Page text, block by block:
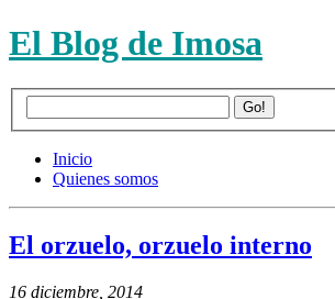
El Blog de Imosa
Inicio
Quienes somos
El orzuelo, orzuelo interno
16 diciembre, 2014